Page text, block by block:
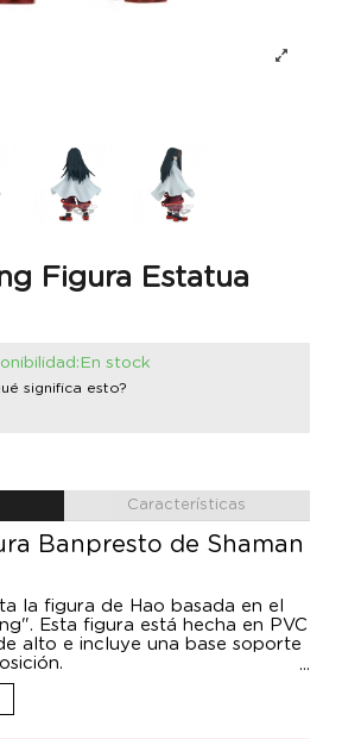
Figura Estatua
stock
significa esto?
Características
Banpresto de Shaman
la figura de Hao basada en el
Esta figura está hecha en PVC
alto e incluye una base soporte